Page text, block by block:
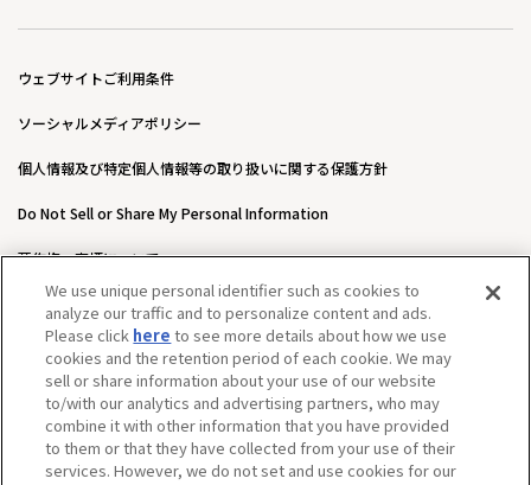
ウェブサイトご利用条件
ソーシャルメディアポリシー
個人情報及び特定個人情報等の取り扱いに関する保護方針
Do Not Sell or Share My Personal Information
著作権・商標について
ウェブアクセシビリティ方針
カスタマーハラスメントに対する基本的な対応方針について
We use unique personal identifier such as cookies to
analyze our traffic and to personalize content and ads.
Please click here to see more details about how we use
cookies and the retention period of each cookie. We may
sell or share information about your use of our website
to/with our analytics and advertising partners, who may
combine it with other information that you have provided
to them or that they have collected from your use of their
services. However, we do not set and use cookies for our